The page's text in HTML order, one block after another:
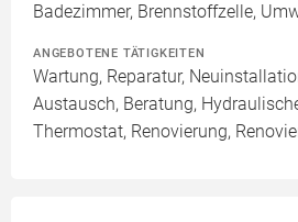
Badezimmer, Brennstoffzelle,
ANGEBOTENE TÄTIGKEITEN
Wartung, Reparatur,
Austausch, Beratung,
Thermostat, Renovierung,